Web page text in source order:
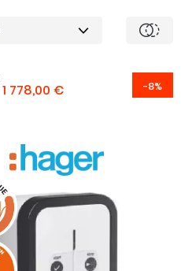
1 778,00 € -8%